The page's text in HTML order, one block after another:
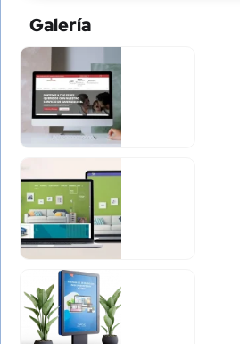
Galería